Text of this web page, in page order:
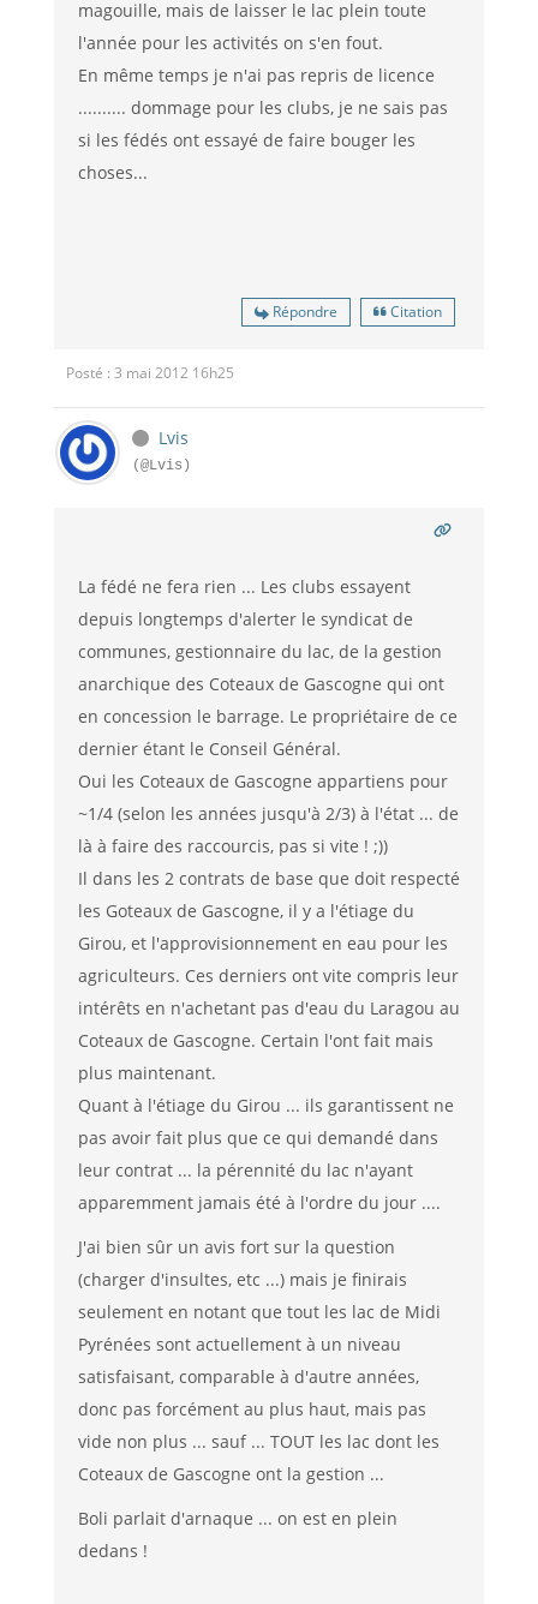
magouille, mais de laisser le lac plein toute
l'année pour les activités on s'en fout.
En même temps je n'ai pas repris de licence
.......... dommage pour les clubs, je ne sais pas
si les fédés ont essayé de faire bouger les
choses...
Répondre Citation
Posté : 3 mai 2012 16h25
Lvis
(@Lvis)
La fédé ne fera rien ... Les clubs essayent
depuis longtemps d'alerter le syndicat de
communes, gestionnaire du lac, de la gestion
anarchique des Coteaux de Gascogne qui ont
en concession le barrage. Le propriétaire de ce
dernier étant le Conseil Général.
Oui les Coteaux de Gascogne appartiens pour
~1/4 (selon les années jusqu'à 2/3) à l'état ... de
là à faire des raccourcis, pas si vite ! ;))
Il dans les 2 contrats de base que doit respecté
les Goteaux de Gascogne, il y a l'étiage du
Girou, et l'approvisionnement en eau pour les
agriculteurs. Ces derniers ont vite compris leur
intérêts en n'achetant pas d'eau du Laragou au
Coteaux de Gascogne. Certain l'ont fait mais
plus maintenant.
Quant à l'étiage du Girou ... ils garantissent ne
pas avoir fait plus que ce qui demandé dans
leur contrat ... la pérennité du lac n'ayant
apparemment jamais été à l'ordre du jour ....
J'ai bien sûr un avis fort sur la question
(charger d'insultes, etc ...) mais je finirais
seulement en notant que tout les lac de Midi
Pyrénées sont actuellement à un niveau
satisfaisant, comparable à d'autre années,
donc pas forcément au plus haut, mais pas
vide non plus ... sauf ... TOUT les lac dont les
Coteaux de Gascogne ont la gestion ...
Boli parlait d'arnaque ... on est en plein
dedans !